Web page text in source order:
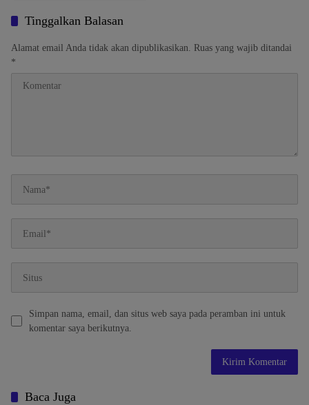
Tinggalkan Balasan
Alamat email Anda tidak akan dipublikasikan. Ruas yang wajib ditandai
*
Simpan nama, email, dan situs web saya pada peramban ini untuk
komentar saya berikutnya.
Baca Juga